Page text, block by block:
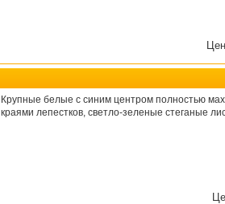
Крупные белые с синим центром полностью
краями лепестков, светло-зеленые стеганые